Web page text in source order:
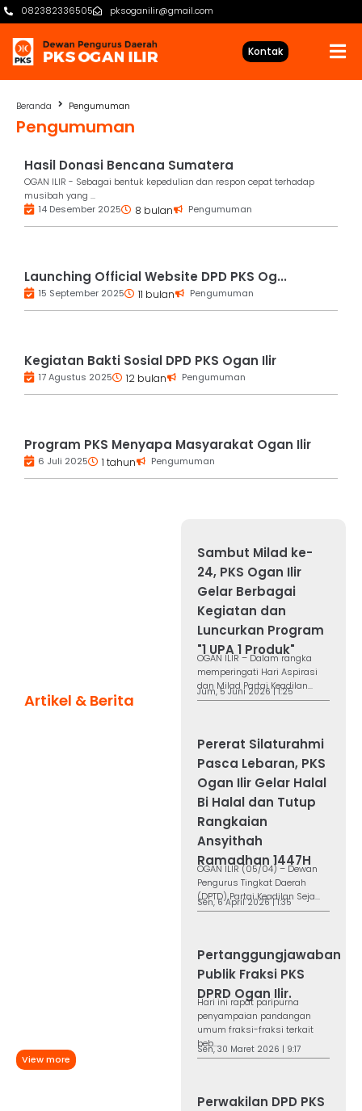
082382336505 pksoganilir@gmail.com
Kontak
Beranda Pengumuman
Pengumuman
Hasil Donasi Bencana Sumatera
OGAN ILIR - Sebagai bentuk kepedulian dan respon cepat terhadap
musibah yang ...
14 Desember 2025
8 bulan Pengumuman
Launching Official Website DPD PKS Og...
15 September 2025 11 bulan Pengumuman
Kegiatan Bakti Sosial DPD PKS Ogan Ilir
17 Agustus 2025 12 bulan Pengumuman
Program PKS Menyapa Masyarakat Ogan Ilir
6 Juli 2025 1 tahun Pengumuman
Artikel & Berita
View more
Sambut Milad ke-
24, PKS Ogan Ilir
Gelar Berbagai
Kegiatan dan
Luncurkan Program
"1 UPA 1 Produk"
OGAN ILIR – Dalam rangka
memperingati Hari Aspirasi
dan Milad Partai Keadilan...
Jum, 5 Juni 2026 | 1:25
Pererat Silaturahmi
Pasca Lebaran, PKS
Ogan Ilir Gelar Halal
Bi Halal dan Tutup
Rangkaian
Ansyithah
Ramadhan 1447H
OGAN ILIR (05/04) – Dewan
Pengurus Tingkat Daerah
(DPTD) Partai Keadilan Seja...
Sen, 6 April 2026 | 1:35
Pertanggungjawaban
Publik Fraksi PKS
DPRD Ogan Ilir.
Hari ini rapat paripurna
penyampaian pandangan
umum fraksi-fraksi terkait
beb...
Sen, 30 Maret 2026 | 9:17
Perwakilan DPD PKS